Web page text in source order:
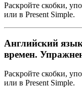
Раскройте скобки,
или в Present Simple.
Английский
времен.
Раскройте скобки,
или в Present Simple.